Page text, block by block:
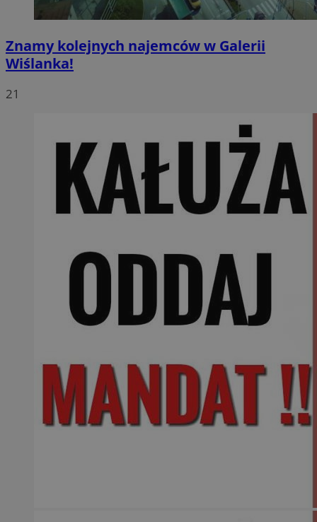
Znamy kolejnych najemców w Galerii
Wiślanka!
21